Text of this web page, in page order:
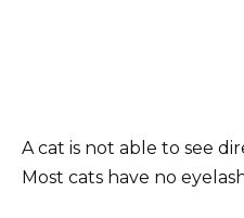
A cat is not able to see
Most cats have no